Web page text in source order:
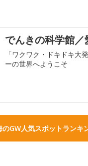
でんきの科学館／
「ワクワク・ドキドキ大
ーの世界へようこそ
のGW人気スポットランキ